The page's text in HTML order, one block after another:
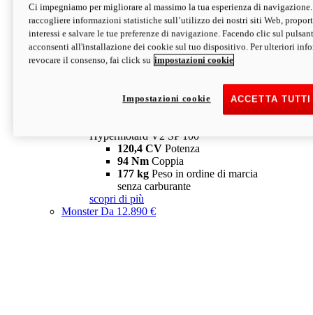
Hypermotard V2 SP
120,4 CVPotenza
94 NmCoppia
177 kgPeso in ordine di marcia
senza carburante
Depotenziata 35 kW: 18.890 € i
configura scopri di più
Hypermotard V2 SP 100
120,4 CV Potenza
94 Nm Coppia
177 kg Peso in ordine di marcia
senza carburante
scopri di più
MonsterDa 12.890 €
Ci impegniamo per migliorare al massimo la tua esperienza di
raccogliere informazioni statistiche sull’utilizzo dei nostri siti Web,
interessi e salvare le tue preferenze di navigazione. Facendo clic sul
acconsenti all'installazione dei cookie sul tuo dispositivo. Per ulteriori
revocare il consenso, fai click su impostazioni cookie
ACCETTA
Impostazioni cookie